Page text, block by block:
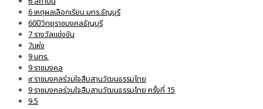
6 เหตุผลเลือกเรียน มทร.ธัญบุรี
60ปีวิทยุราชมงคลธัญบุรี
7 รางวัลแข่งขัน
7แห่ง
9 มทร.
9 ราชมงคล
๙ ราชมงคลร่วมใจสืบสานวัฒนธรรมไทย
9 ราชมงคลร่วมใจสืบสานวัฒนธรรมไทย ครั้งที่ 15
9.5